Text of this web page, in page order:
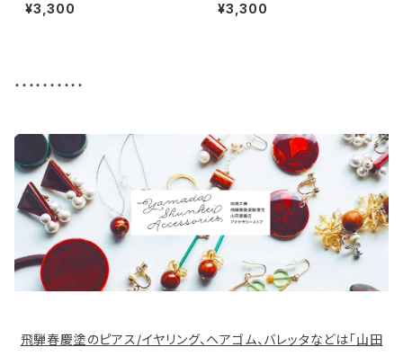
¥3,300 ¥3,300
・・・・・・・・・・
飛騨春慶塗のピアス/イヤリング、ヘアゴム、バレッタなどは「山田